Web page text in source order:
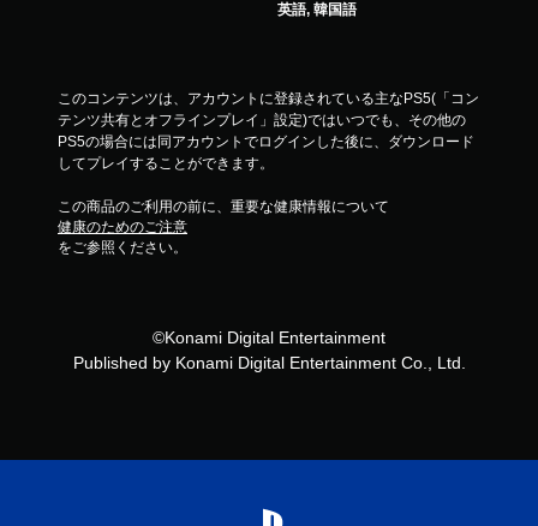
英語, 韓国語
このコンテンツは、アカウントに登録されている主なPS5(「コン
テンツ共有とオフラインプレイ」設定)ではいつでも、その他の
PS5の場合には同アカウントでログインした後に、ダウンロード
してプレイすることができます。
この商品のご利用の前に、重要な健康情報について
健康のためのご注意
をご参照ください。
©Konami Digital Entertainment
Published by Konami Digital Entertainment Co., Ltd.